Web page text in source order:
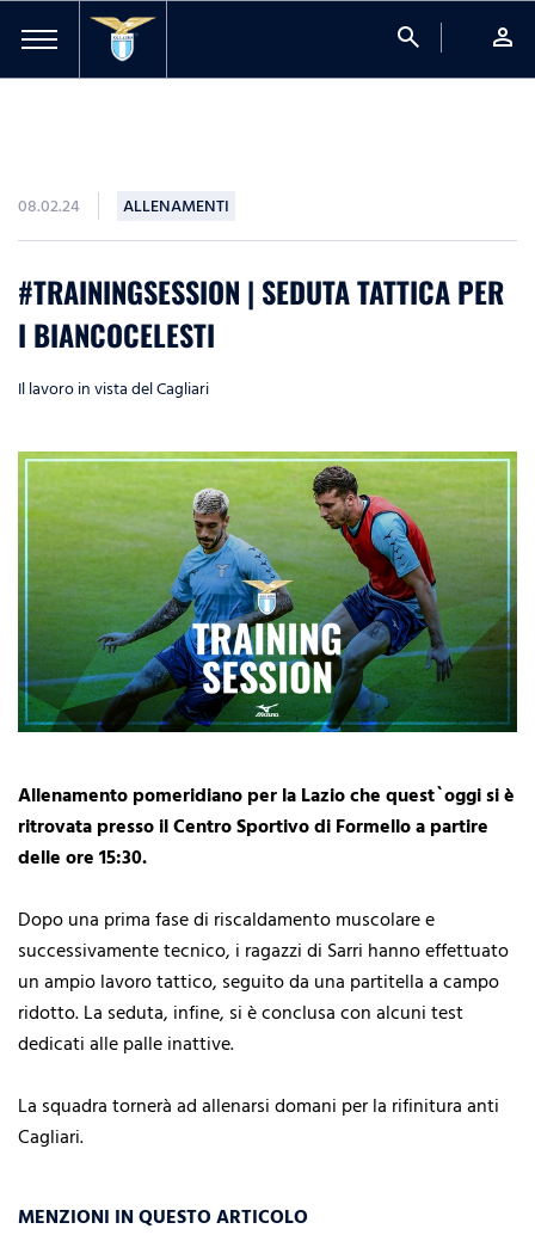
search person
08.02.24 ALLENAMENTI
#TRAININGSESSION | SEDUTA TATTICA PER
I BIANCOCELESTI
Il lavoro in vista del Cagliari
Allenamento pomeridiano per la Lazio che quest`oggi si è
ritrovata presso il Centro Sportivo di Formello a partire
delle ore 15:30.
Dopo una prima fase di riscaldamento muscolare e
successivamente tecnico, i ragazzi di Sarri hanno effettuato
un ampio lavoro tattico, seguito da una partitella a campo
ridotto. La seduta, infine, si è conclusa con alcuni test
dedicati alle palle inattive.
La squadra tornerà ad allenarsi domani per la rifinitura anti
Cagliari.
MENZIONI IN QUESTO ARTICOLO